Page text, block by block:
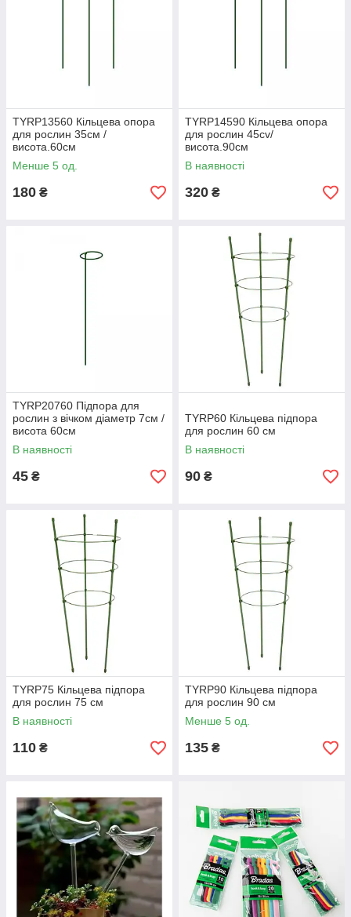
TYRP13560 Кільцева опора
для рослин 35см /
висота.60см
Менше 5 од.
180 ₴
TYRP14590 Кільцева опора
для рослин 45cv/
висота.90см
В наявності
320 ₴
TYRP20760 Підпора для
рослин з вічком діаметр 7см /
висота 60см
В наявності
45 ₴
TYRP60 Кільцева підпора
для рослин 60 см
В наявності
90 ₴
TYRP75 Кільцева підпора
для рослин 75 см
В наявності
110 ₴
TYRP90 Кільцева підпора
для рослин 90 см
Менше 5 од.
135 ₴